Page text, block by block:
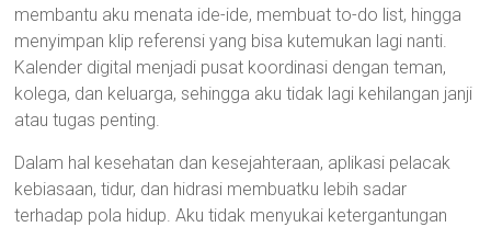
membantu aku menata ide-ide, membuat to-do list, hingga
menyimpan klip referensi yang bisa kutemukan lagi nanti.
Kalender digital menjadi pusat koordinasi dengan teman,
kolega, dan keluarga, sehingga aku tidak lagi kehilangan janji
atau tugas penting.
Dalam hal kesehatan dan kesejahteraan, aplikasi pelacak
kebiasaan, tidur, dan hidrasi membuatku lebih sadar
terhadap pola hidup. Aku tidak menyukai ketergantungan